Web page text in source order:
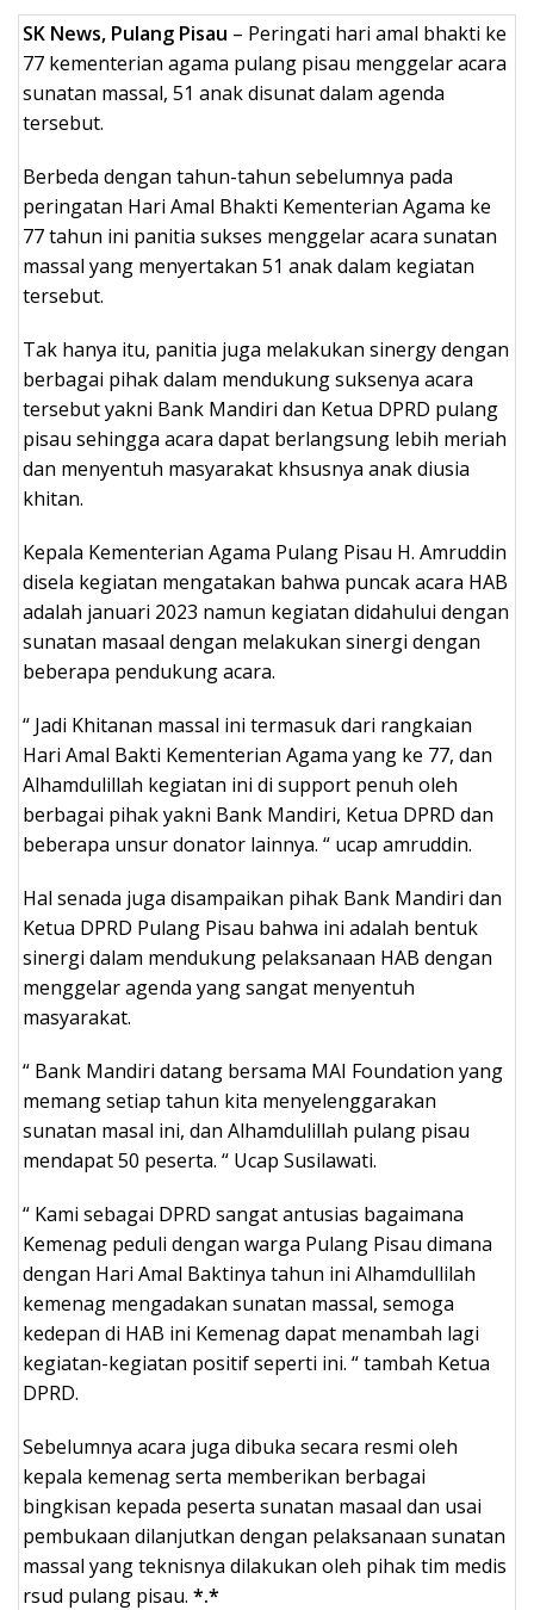
SK News, Pulang Pisau – Peringati hari amal bhakti ke
77 kementerian agama pulang pisau menggelar acara
sunatan massal, 51 anak disunat dalam agenda
tersebut.
Berbeda dengan tahun-tahun sebelumnya pada
peringatan Hari Amal Bhakti Kementerian Agama ke
77 tahun ini panitia sukses menggelar acara sunatan
massal yang menyertakan 51 anak dalam kegiatan
tersebut.
Tak hanya itu, panitia juga melakukan sinergy dengan
berbagai pihak dalam mendukung suksenya acara
tersebut yakni Bank Mandiri dan Ketua DPRD pulang
pisau sehingga acara dapat berlangsung lebih meriah
dan menyentuh masyarakat khsusnya anak diusia
khitan.
Kepala Kementerian Agama Pulang Pisau H. Amruddin
disela kegiatan mengatakan bahwa puncak acara HAB
adalah januari 2023 namun kegiatan didahului dengan
sunatan masaal dengan melakukan sinergi dengan
beberapa pendukung acara.
“ Jadi Khitanan massal ini termasuk dari rangkaian
Hari Amal Bakti Kementerian Agama yang ke 77, dan
Alhamdulillah kegiatan ini di support penuh oleh
berbagai pihak yakni Bank Mandiri, Ketua DPRD dan
beberapa unsur donator lainnya. “ ucap amruddin.
Hal senada juga disampaikan pihak Bank Mandiri dan
Ketua DPRD Pulang Pisau bahwa ini adalah bentuk
sinergi dalam mendukung pelaksanaan HAB dengan
menggelar agenda yang sangat menyentuh
masyarakat.
“ Bank Mandiri datang bersama MAI Foundation yang
memang setiap tahun kita menyelenggarakan
sunatan masal ini, dan Alhamdulillah pulang pisau
mendapat 50 peserta. “ Ucap Susilawati.
“ Kami sebagai DPRD sangat antusias bagaimana
Kemenag peduli dengan warga Pulang Pisau dimana
dengan Hari Amal Baktinya tahun ini Alhamdullilah
kemenag mengadakan sunatan massal, semoga
kedepan di HAB ini Kemenag dapat menambah lagi
kegiatan-kegiatan positif seperti ini. “ tambah Ketua
DPRD.
Sebelumnya acara juga dibuka secara resmi oleh
kepala kemenag serta memberikan berbagai
bingkisan kepada peserta sunatan masaal dan usai
pembukaan dilanjutkan dengan pelaksanaan sunatan
massal yang teknisnya dilakukan oleh pihak tim medis
rsud pulang pisau. *.*